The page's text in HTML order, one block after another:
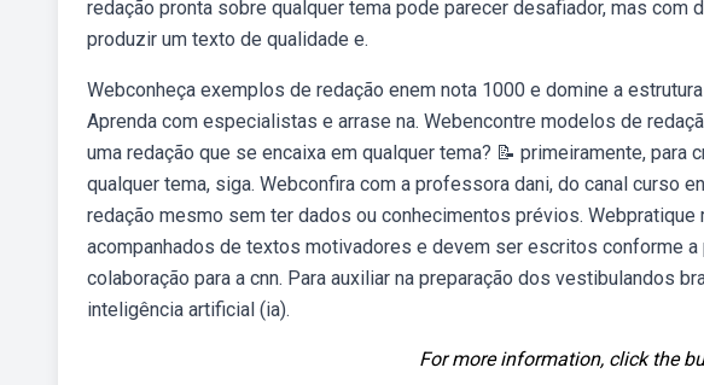
redação pronta sobre qualquer tema pode parecer desafiador, mas com
produzir um texto de qualidade e.
Webconheça exemplos de redação enem nota 1000 e domine a
Aprenda com especialistas e arrase na. Webencontre modelos de
uma redação que se encaixa em qualquer tema? 📝 primeiramente, para
qualquer tema, siga. Webconfira com a professora dani, do canal curso
redação mesmo sem ter dados ou conhecimentos prévios.
acompanhados de textos motivadores e devem ser escritos conforme
colaboração para a cnn. Para auxiliar na preparação dos vestibulandos
inteligência artificial (ia).
For more information, click the